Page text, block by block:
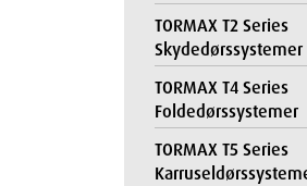
TORMAX T2 Series
Skydedørssystemer
TORMAX T4 Series
Foldedørssystemer
TORMAX T5 Series